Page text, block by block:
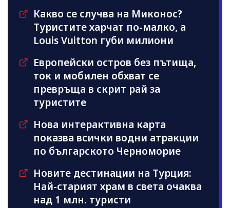
Какво се случва на Миконос?
Туристите харчат по-малко, а
Louis Vuitton губи милиони
Европейски остров без пътища,
ток и мобилен обхват се
превръща в скрит рай за
туристите
Нова интерактивна карта
показва всички водни атракции
по българското Черноморие
Новите дестинации на Турция:
Най-старият храм в света очаква
над 1 млн. туристи